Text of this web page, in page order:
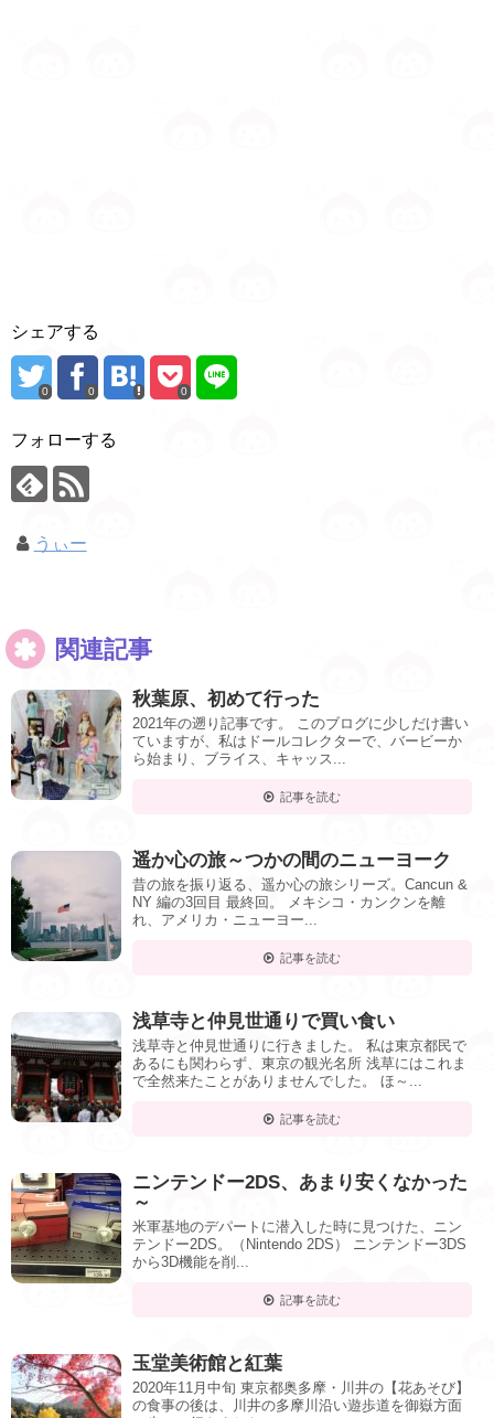
シェアする
0 0 0
フォローする
うぃー
関連記事
秋葉原、初めて行った
2021年の遡り記事です。 このブログに少しだけ書い
ていますが、私はドールコレクターで、バービーか
ら始まり、ブライス、キャッス...
記事を読む
遥か心の旅～つかの間のニューヨーク
昔の旅を振り返る、遥か心の旅シリーズ。Cancun &
NY 編の3回目 最終回。 メキシコ・カンクンを離
れ、アメリカ・ニューヨー...
記事を読む
浅草寺と仲見世通りで買い食い
浅草寺と仲見世通りに行きました。 私は東京都民で
あるにも関わらず、東京の観光名所 浅草にはこれま
で全然来たことがありませんでした。 ほ～...
記事を読む
ニンテンドー2DS、あまり安くなかった
～
米軍基地のデパートに潜入した時に見つけた、ニン
テンドー2DS。（Nintendo 2DS） ニンテンドー3DS
から3D機能を削...
記事を読む
玉堂美術館と紅葉
2020年11月中旬 東京都奥多摩・川井の【花あそび】
の食事の後は、川井の多摩川沿い遊歩道を御嶽方面